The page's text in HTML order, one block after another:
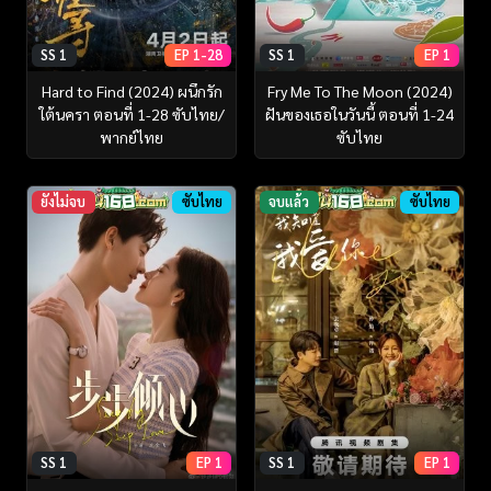
SS 1 EP 1-28
Hard to Find (2024) ผนึกรัก
ใต้นครา ตอนที่ 1-28 ซับไทย/
พากย์ไทย
SS 1 EP 1
Fry Me To The Moon (2024)
ฝันของเธอในวันนี้ ตอนที่ 1-24
ซับไทย
ยังไม่จบ ซับไทย
SS 1 EP 1
จบแล้ว ซับไทย
SS 1 EP 1